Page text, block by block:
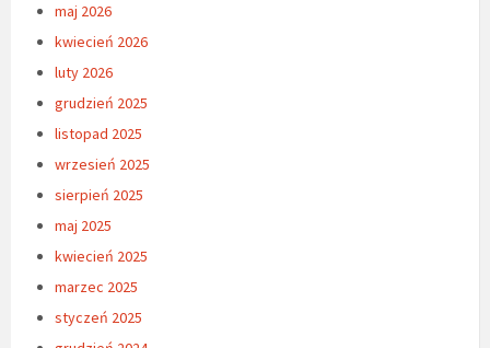
maj 2026
kwiecień 2026
luty 2026
grudzień 2025
listopad 2025
wrzesień 2025
sierpień 2025
maj 2025
kwiecień 2025
marzec 2025
styczeń 2025